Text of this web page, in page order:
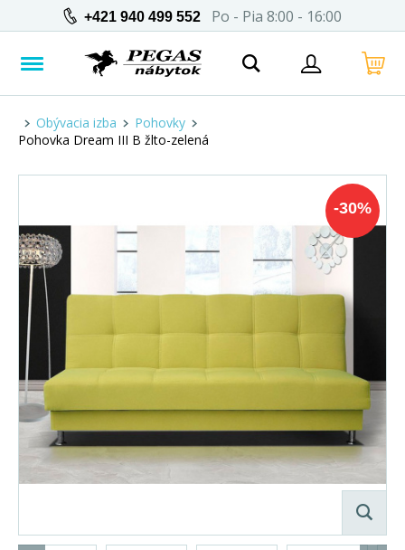
+421 940 499 552 Po - Pia 8:00 - 16:00
Obývacia izba
Pohovky
Pohovka Dream III B žlto-zelená
-30%